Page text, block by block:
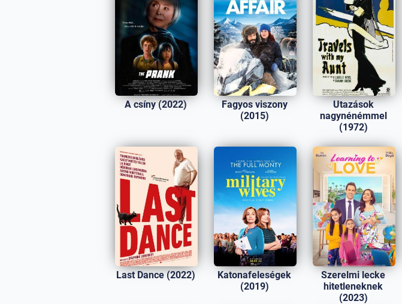
A csíny (2022)
Fagyos viszony
(2015)
Utazások
nagynénémmel
(1972)
Last Dance (2022)
Katonafeleségek
(2019)
Szerelmi lecke
hitetleneknek
(2023)